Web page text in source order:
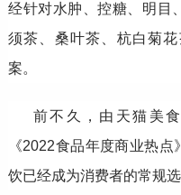
经针对水肿、控糖、明目
须茶、桑叶茶、杭白菊
案。
前不久，由天猫美
《2022食品年度商业热
饮已经成为消费者的常规选